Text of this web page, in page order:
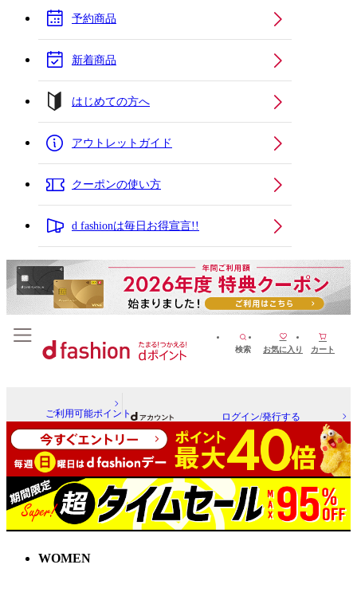
予約商品
新着商品
はじめての方へ
アウトレットガイド
クーポンの使い方
d fashionは毎日お得宣言!!
検索 お気に入り カート
ご利用可能ポイント ログイン/発行する
WOMEN